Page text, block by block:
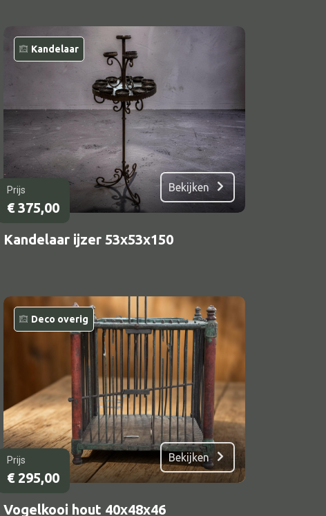
Kandelaar
Prijs
€375,00
Bekijken
Kandelaar ijzer 53x53x150
Deco overig
Prijs
€295,00
Bekijken
Vogelkooi hout 40x48x46